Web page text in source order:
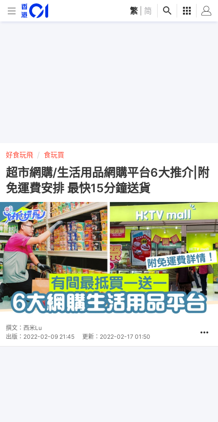
繁 简
好食玩飛 食玩買
超市網購/生活用品網購平台6大推介|附
免運費安排 最快15分鐘送貨
撰文： 西米Lu
出版： 2022-02-09 21:45 更新： 2022-02-17 01:50